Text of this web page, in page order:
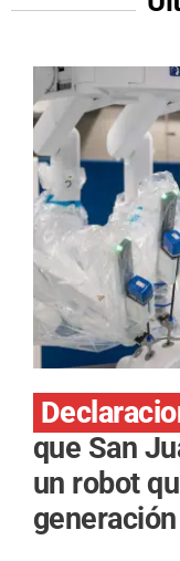
que San
un robot
generación